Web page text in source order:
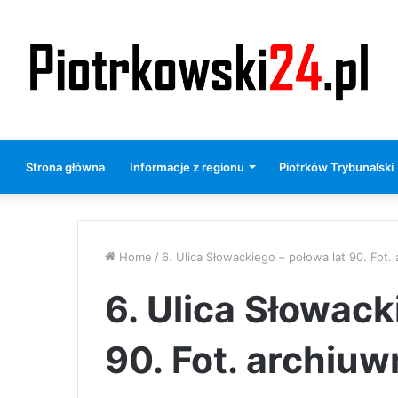
Strona główna Informacje z regionu Piotrków Trybunalski
Home / 6. Ulica Słowackiego – połowa lat 90.
6. Ulica
90. Fot.